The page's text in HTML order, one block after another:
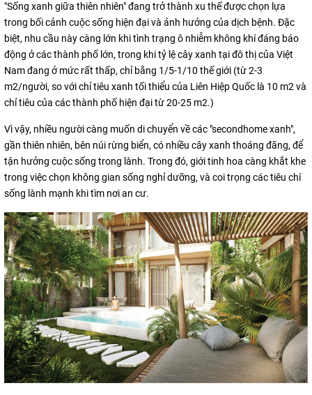
"Sống xanh giữa thiên nhiên" đang trở thành xu thế được chọn lựa
trong bối cảnh cuộc sống hiện đại và ảnh hưởng của dịch bệnh. Đặc
biệt, nhu cầu này càng lớn khi tình trạng ô nhiễm không khí đáng báo
động ở các thành phố lớn, trong khi tỷ lệ cây xanh tại đô thị của Việt
Nam đang ở mức rất thấp, chỉ bằng 1/5-1/10 thế giới (từ 2-3
m2/người, so với chỉ tiêu xanh tối thiểu của Liên Hiệp Quốc là 10 m2 và
chỉ tiêu của các thành phố hiện đại từ 20-25 m2.)
Vì vậy, nhiều người càng muốn di chuyển về các "secondhome xanh",
gần thiên nhiên, bên núi rừng biển, có nhiều cây xanh thoáng đãng, để
tận hưởng cuộc sống trong lành. Trong đó, giới tinh hoa càng khắt khe
trong việc chọn không gian sống nghỉ dưỡng, và coi trọng các tiêu chí
sống lành mạnh khi tìm nơi an cư.